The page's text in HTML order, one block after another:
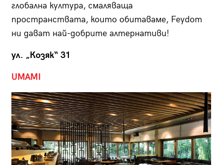
глобална култура, смаляваща
пространствата, които обитаваме, Feydom
ни дават най-добрите алтернативи!
ул. „Козяк“ 31
UMAMI